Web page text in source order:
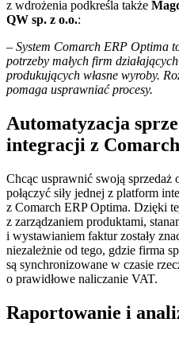
z wdrożenia podkreśla także
QW sp. z o.o.:
– System Comarch ERP Optima
potrzeby małych firm
produkujących własne wyroby.
pomaga usprawniać procesy.
Automatyzacja
integracji z
Chcąc usprawnić swoją sprzedaż
połączyć siły jednej z platform
z Comarch ERP Optima. Dzięki
z zarządzaniem produktami,
i wystawianiem faktur zostały
niezależnie od tego, gdzie firma
są synchronizowane w czasie
o prawidłowe naliczanie VAT.
Raportowanie i